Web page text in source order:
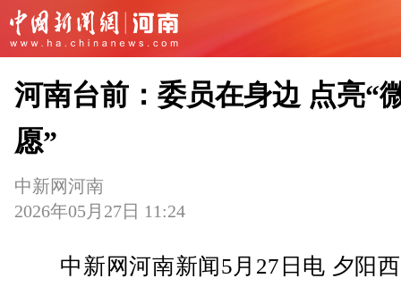
河南台前：委员在身边 点亮“
愿”
中新网河南
2026年05月27日 11:24
中新网河南新闻5月27日电 夕阳西